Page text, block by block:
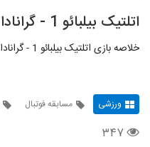
اتلتیک بیلبائو 1 - گرانادا 1
خلاصه بازی اتلتیک بیلبائو 1 - گرانادا 1
ورزشی مسابقه فوتبال
۳۴۷